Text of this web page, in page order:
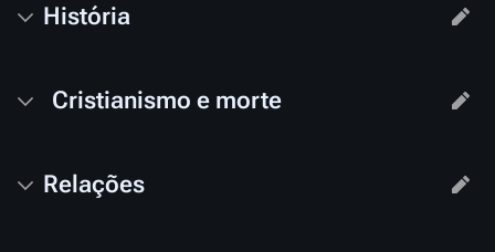
História
Cristianismo e morte
Relações